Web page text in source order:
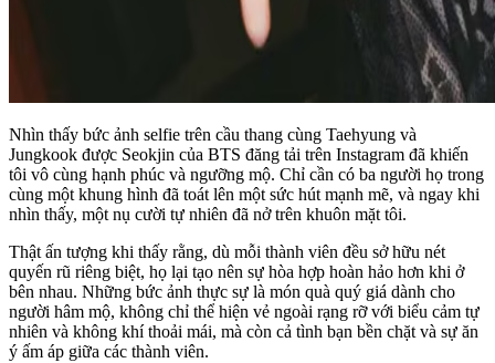
Nhìn thấy bức ảnh selfie trên cầu thang cùng Taehyung và
Jungkook được Seokjin của BTS đăng tải trên Instagram đã khiến
tôi vô cùng hạnh phúc và ngưỡng mộ. Chỉ cần có ba người họ trong
cùng một khung hình đã toát lên một sức hút mạnh mẽ, và ngay khi
nhìn thấy, một nụ cười tự nhiên đã nở trên khuôn mặt tôi.
Thật ấn tượng khi thấy rằng, dù mỗi thành viên đều sở hữu nét
quyến rũ riêng biệt, họ lại tạo nên sự hòa hợp hoàn hảo hơn khi ở
bên nhau. Những bức ảnh thực sự là món quà quý giá dành cho
người hâm mộ, không chỉ thể hiện vẻ ngoài rạng rỡ với biểu cảm tự
nhiên và không khí thoải mái, mà còn cả tình bạn bền chặt và sự ăn
ý ấm áp giữa các thành viên.